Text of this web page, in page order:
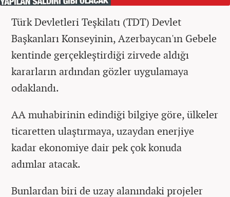
Türk Devletleri Teşkilatı (TDT) Devlet
Başkanları Konseyinin, Azerbaycan'ın Gebele
kentinde gerçekleştirdiği zirvede aldığı
kararların ardından gözler uygulamaya
odaklandı.
AA muhabirinin edindiği bilgiye göre, ülkeler
ticaretten ulaştırmaya, uzaydan enerjiye
kadar ekonomiye dair pek çok konuda
adımlar atacak.
Bunlardan biri de uzay alanındaki projeler